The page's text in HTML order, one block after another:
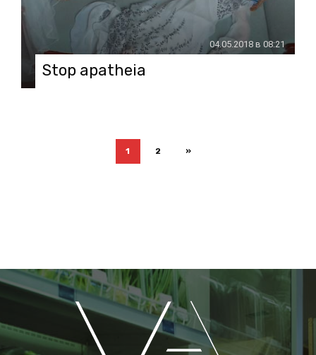
04.05.2018 в 08:21
Stop apatheia
1 2 »